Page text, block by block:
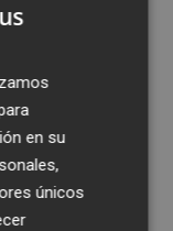
del transporte
en agosto:
entrega de
en su
únicos